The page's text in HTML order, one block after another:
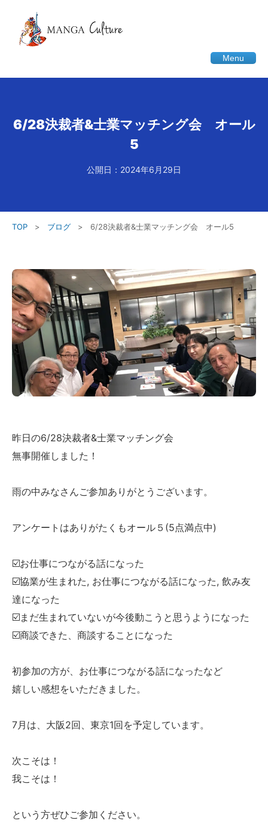
Menu
6/28決裁者&士業マッチング会 オール
5
公開日：2024年6月29日
TOP > ブログ > 6/28決裁者&士業マッチング会 オール5
昨日の6/28決裁者&士業マッチング会
無事開催しました！
雨の中みなさんご参加ありがとうございます。
アンケートはありがたくもオール５(5点満点中)
☑️お仕事につながる話になった
☑️協業が生まれた, お仕事につながる話になった, 飲み友
達になった
☑️まだ生まれていないが今後動こうと思うようになった
☑️商談できた、商談することになった
初参加の方が、お仕事につながる話になったなど
嬉しい感想をいただきました。
7月は、大阪2回、東京1回を予定しています。
次こそは！
我こそは！
という方ぜひご参加ください。